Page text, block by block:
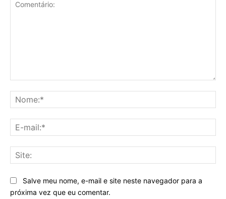
Salve meu nome, e-mail e site neste navegador para a
próxima vez que eu comentar.